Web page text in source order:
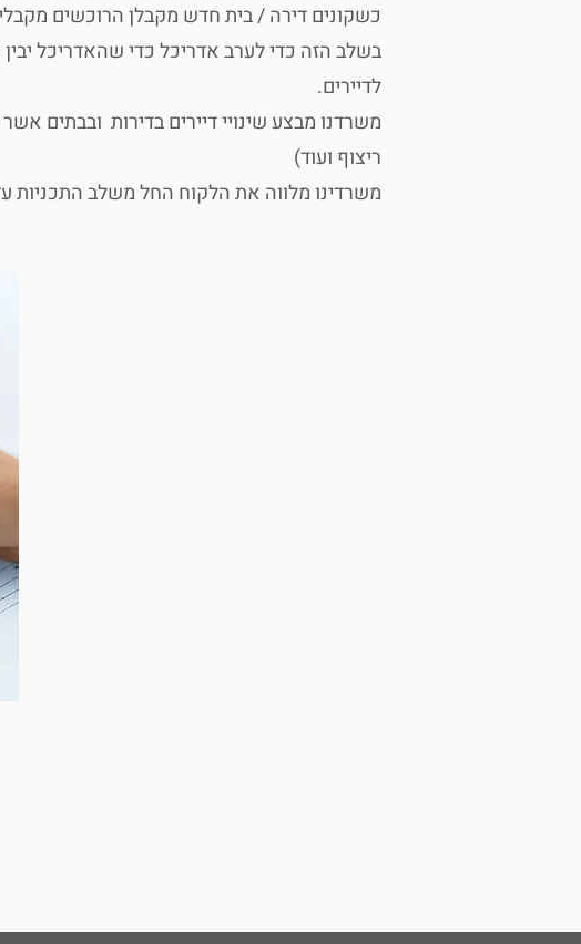
כשקונים דירה / בית חדש מקבלן הרוכשים
בשלב הזה כדי לערב אדריכל כדי שהאדריכל
לדיירים.
משרדנו מבצע שינויי דיירים בדירות ובבתים
ריצוף ועוד)
משרדינו מלווה את הלקוח החל משלב התכניות